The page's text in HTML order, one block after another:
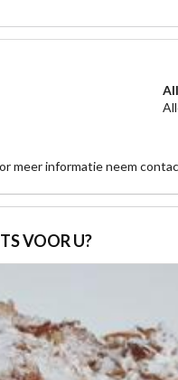
meer informatie neem
VOOR U?